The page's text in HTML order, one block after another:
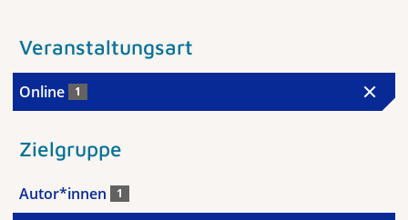
Veranstaltungsart
Online 1
Zielgruppe
Autor*innen 1